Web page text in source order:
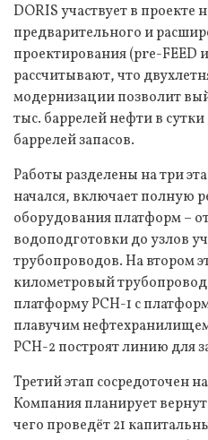
DORIS участвует в проекте
предварительного и
проектирования (pre-FEED
рассчитывают, что
модернизации позволит
тыс. баррелей нефти в
баррелей запасов.
Работы разделены на три
начался, включает полную
оборудования платформ –
водоподготовки до узлов
трубопроводов. На втором
километровый
платформу PCH-1 с
плавучим
PCH-2 построят линию для
Третий этап сосредоточен
Компания планирует
чего проведёт 21